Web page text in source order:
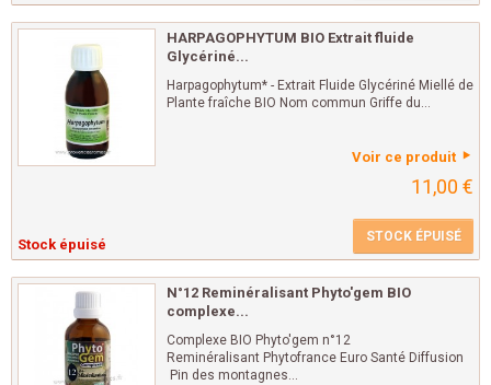
HARPAGOPHYTUM BIO Extrait fluide
Glycériné...
Harpagophytum* - Extrait Fluide Glycériné Miellé de
Plante fraîche BIO Nom commun Griffe du...
Voir ce produit
11,00 €
Stock épuisé STOCK ÉPUISÉ
N°12 Reminéralisant Phyto'gem BIO
complexe...
Complexe BIO Phyto'gem n°12
Reminéralisant Phytofrance Euro Santé Diffusion
Pin des montagnes...